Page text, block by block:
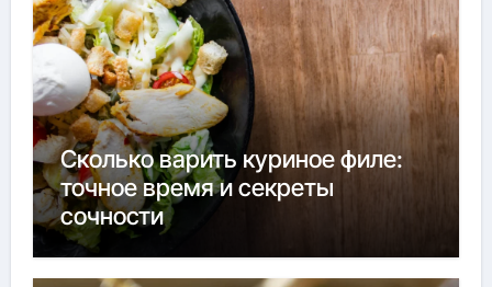
Сколько варить куриное филе:
точное время и секреты
сочности